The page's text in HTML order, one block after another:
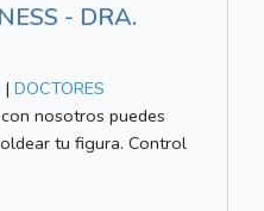
- DRA.
| DOCTORES
nosotros puedes
tu figura. Control